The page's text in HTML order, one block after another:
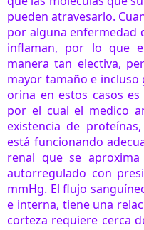
pueden atravesarlo.
por alguna enfermedad
inflaman, por lo que
manera tan electiva,
mayor tamaño e incluso
orina en estos casos
por el cual el medico
existencia de
está funcionando
renal que se
autorregulado con
mmHg. El flujo
e interna, tiene una
corteza requiere cerca